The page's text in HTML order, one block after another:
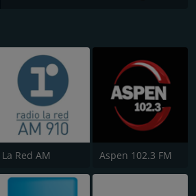
La Red AM Aspen 102.3 FM